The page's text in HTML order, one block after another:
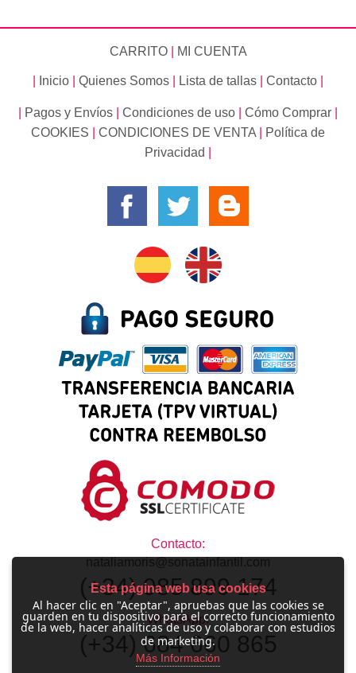
CARRITO| MI CUENTA
Inicio Quienes Somos Lista de tallas Contacto
Pagos y Envíos Condiciones de uso Cómo Comprar
COOKIES
CONDICIONES DE VENTA
Política de
Privacidad
Contacto:
nataliamoris@sonatainfantil.com
(+34) 985 899 174
WhatsApp:
(+34) 684 660 865
Esta página web usa cookies
Al hacer clic en "Aceptar", apruebas que las cookies se
guarden en tu dispositivo para el correcto funcionamiento
de la web, hacer analíticas de uso y colaborar con estudios
de marketing.
Más Información